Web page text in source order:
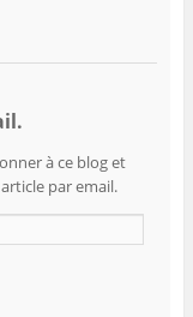
à ce blog et
par email.